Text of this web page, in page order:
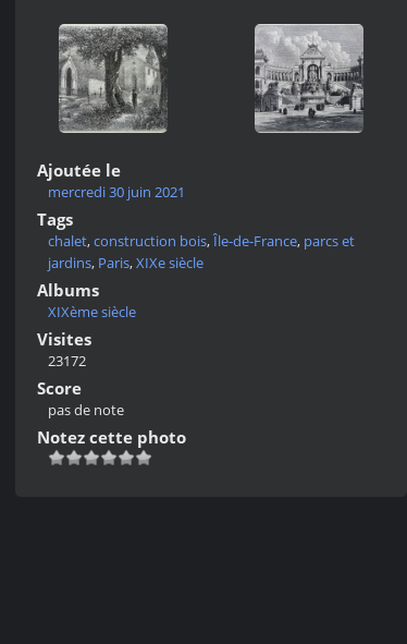
Ajoutée le
mercredi 30 juin 2021
Tags
chalet,construction bois,Île-de-France, parcs et
jardins, Paris,XIXe siècle
Albums
XIXème siècle
Visites
23172
Score
pas de note
Notez cette photo